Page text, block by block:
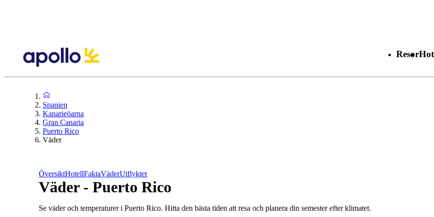
Resor
Spanien
Kanarieöarna
Gran Canaria
Puerto Rico
Väder
ÖversiktHotellFaktaVäderUtflykter
Väder - Puerto Rico
Se väder och temperaturer i Puerto Rico. Hitta den bästa tiden att resa och planera din semester efter klimatet.